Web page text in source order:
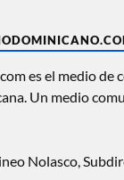
es el medio de
Un medio
Nolasco,